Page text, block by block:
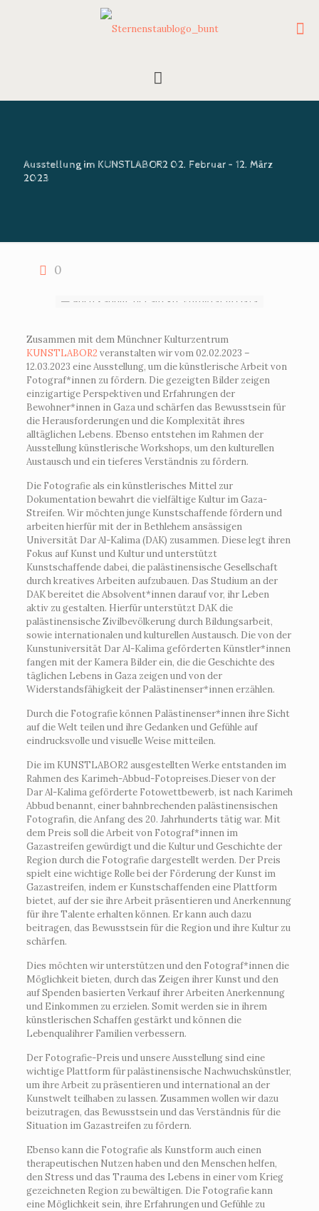
Ausstellung im KUNSTLABOR2 02. Februar – 12. März
2023
0
Zusammen mit dem Münchner Kulturzentrum
KUNSTLABOR2 veranstalten wir vom 02.02.2023 –
12.03.2023 eine Ausstellung, um die künstlerische Arbeit von
Fotograf*innen zu fördern. Die gezeigten Bilder zeigen
einzigartige Perspektiven und Erfahrungen der
Bewohner*innen in Gaza und schärfen das Bewusstsein für
die Herausforderungen und die Komplexität ihres
alltäglichen Lebens. Ebenso entstehen im Rahmen der
Ausstellung künstlerische Workshops, um den kulturellen
Austausch und ein tieferes Verständnis zu fördern.
Die Fotografie als ein künstlerisches Mittel zur
Dokumentation bewahrt die vielfältige Kultur im Gaza-
Streifen. Wir möchten junge Kunstschaffende fördern und
arbeiten hierfür mit der in Bethlehem ansässigen
Universität Dar Al-Kalima (DAK) zusammen. Diese legt ihren
Fokus auf Kunst und Kultur und unterstützt
Kunstschaffende dabei, die palästinensische Gesellschaft
durch kreatives Arbeiten aufzubauen. Das Studium an der
DAK bereitet die Absolvent*innen darauf vor, ihr Leben
aktiv zu gestalten. Hierfür unterstützt DAK die
palästinensische Zivilbevölkerung durch Bildungsarbeit,
sowie internationalen und kulturellen Austausch. Die von der
Kunstuniversität Dar Al-Kalima geförderten Künstler*innen
fangen mit der Kamera Bilder ein, die die Geschichte des
täglichen Lebens in Gaza zeigen und von der
Widerstandsfähigkeit der Palästinenser*innen erzählen.
Durch die Fotografie können Palästinenser*innen ihre Sicht
auf die Welt teilen und ihre Gedanken und Gefühle auf
eindrucksvolle und visuelle Weise mitteilen.
Die im KUNSTLABOR2 ausgestellten Werke entstanden im
Rahmen des Karimeh-Abbud-Fotopreises.Dieser von der
Dar Al-Kalima geförderte Fotowettbewerb, ist nach Karimeh
Abbud benannt, einer bahnbrechenden palästinensischen
Fotografin, die Anfang des 20. Jahrhunderts tätig war. Mit
dem Preis soll die Arbeit von Fotograf*innen im
Gazastreifen gewürdigt und die Kultur und Geschichte der
Region durch die Fotografie dargestellt werden. Der Preis
spielt eine wichtige Rolle bei der Förderung der Kunst im
Gazastreifen, indem er Kunstschaffenden eine Plattform
bietet, auf der sie ihre Arbeit präsentieren und Anerkennung
für ihre Talente erhalten können. Er kann auch dazu
beitragen, das Bewusstsein für die Region und ihre Kultur zu
schärfen.
Dies möchten wir unterstützen und den Fotograf*innen die
Möglichkeit bieten, durch das Zeigen ihrer Kunst und den
auf Spenden basierten Verkauf ihrer Arbeiten Anerkennung
und Einkommen zu erzielen. Somit werden sie in ihrem
künstlerischen Schaffen gestärkt und können die
Lebenqualihrer Familien verbessern.
Der Fotografie-Preis und unsere Ausstellung sind eine
wichtige Plattform für palästinensische Nachwuchskünstler,
um ihre Arbeit zu präsentieren und international an der
Kunstwelt teilhaben zu lassen. Zusammen wollen wir dazu
beizutragen, das Bewusstsein und das Verständnis für die
Situation im Gazastreifen zu fördern.
Ebenso kann die Fotografie als Kunstform auch einen
therapeutischen Nutzen haben und den Menschen helfen,
den Stress und das Trauma des Lebens in einer vom Krieg
gezeichneten Region zu bewältigen. Die Fotografie kann
eine Möglichkeit sein, ihre Erfahrungen und Gefühle zu